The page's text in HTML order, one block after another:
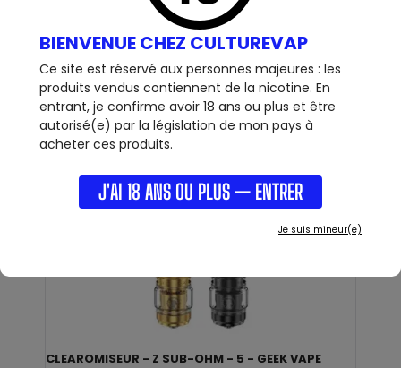
BIENVENUE CHEZ CULTUREVAP
Ce site est réservé aux personnes majeures : les
produits vendus contiennent de la nicotine. En
entrant, je confirme avoir 18 ans ou plus et être
autorisé(e) par la législation de mon pays à
acheter ces produits.
J'AI 18 ANS OU PLUS — ENTRER
Je suis mineur(e)
12 AUTRES PRODUITS DANS LA
MÊME CATÉGORIE :
CLEAROMISEUR - Z SUB-OHM - 5 - GEEK VAPE
24,90 €